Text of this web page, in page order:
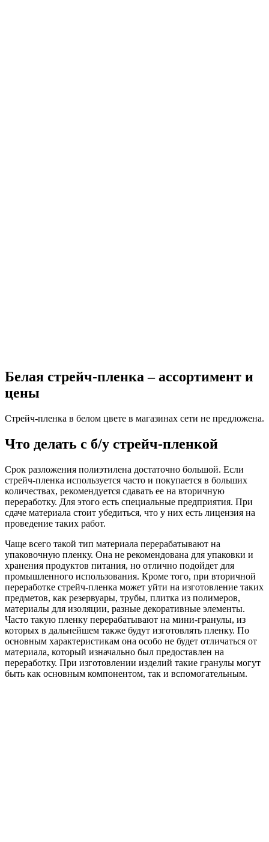
Белая стрейч-пленка – ассортимент и
цены
Стрейч-пленка в белом цвете в магазинах сети не предложена.
Что делать с б/у стрейч-пленкой
Срок разложения полиэтилена достаточно большой. Если
стрейч-пленка используется часто и покупается в больших
количествах, рекомендуется сдавать ее на вторичную
переработку. Для этого есть специальные предприятия. При
сдаче материала стоит убедиться, что у них есть лицензия на
проведение таких работ.
Чаще всего такой тип материала перерабатывают на
упаковочную пленку. Она не рекомендована для упаковки и
хранения продуктов питания, но отлично подойдет для
промышленного использования. Кроме того, при вторичной
переработке стрейч-пленка может уйти на изготовление таких
предметов, как резервуары, трубы, плитка из полимеров,
материалы для изоляции, разные декоративные элементы.
Часто такую пленку перерабатывают на мини-гранулы, из
которых в дальнейшем также будут изготовлять пленку. По
основным характеристикам она особо не будет отличаться от
материала, который изначально был предоставлен на
переработку. При изготовлении изделий такие гранулы могут
быть как основным компонентом, так и вспомогательным.